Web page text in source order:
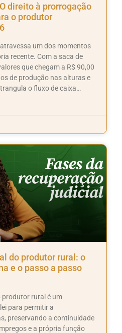
direito à prorrogação
o produtor
um dos momentos
recente. Com a saca de
que chegam a R$ 90,00
de produção nas alturas e
o fluxo de caixa…
do produtor rural: o
e o passo a passo
produtor rural é um
para permitir a
preservando a continuidade
e a própria função